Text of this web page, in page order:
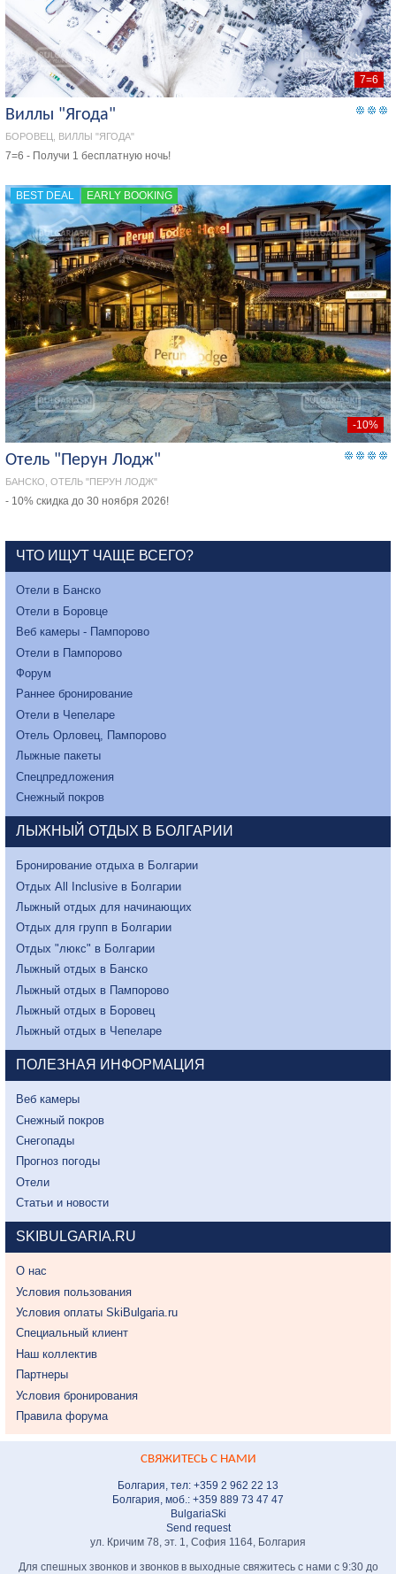
7=6
Виллы "Ягода"
БОРОВЕЦ, ВИЛЛЫ "ЯГОДА"
7=6 - Получи 1 бесплатную ночь!
BEST DEAL EARLY BOOKING
-10%
Отель "Перун Лодж"
БАНСКО, ОТЕЛЬ "ПЕРУН ЛОДЖ"
- 10% скидка до 30 ноября 2026!
ЧТО ИЩУТ ЧАЩЕ ВСЕГО?
Отели в Банско
Отели в Боровце
Веб камеры - Пампорово
Отели в Пампорово
Форум
Раннее бронирование
Отели в Чепеларе
Отель Орловец, Пампорово
Лыжные пакеты
Спецпредложения
Снежный покров
ЛЫЖНЫЙ ОТДЫХ В БОЛГАРИИ
Бронирование отдыха в Болгарии
Отдых All Inclusive в Болгарии
Лыжный отдых для начинающих
Отдых для групп в Болгарии
Отдых "люкс" в Болгарии
Лыжный отдых в Банско
Лыжный отдых в Пампорово
Лыжный отдых в Боровец
Лыжный отдых в Чепеларе
ПОЛЕЗНАЯ ИНФОРМАЦИЯ
Веб камеры
Снежный покров
Снегопады
Прогноз погоды
Отели
Статьи и новости
SKIBULGARIA.RU
О нас
Условия пользования
Условия оплаты SkiBulgaria.ru
Специальный клиент
Наш коллектив
Партнеры
Условия бронирования
Правила форума
СВЯЖИТЕСЬ С НАМИ
Болгария, тел: +359 2 962 22 13
Болгария, моб.: +359 889 73 47 47
BulgariaSki
Send request
ул. Кричим 78, эт. 1, София 1164, Болгария
Для спешных звонков и звонков в выходные свяжитесь с нами с 9:30 до